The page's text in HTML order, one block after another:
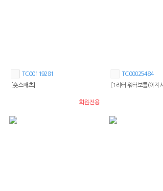
TC00119281
[숏스패츠]
회원전용
TC00025484
[1리터 워터보틀(이지